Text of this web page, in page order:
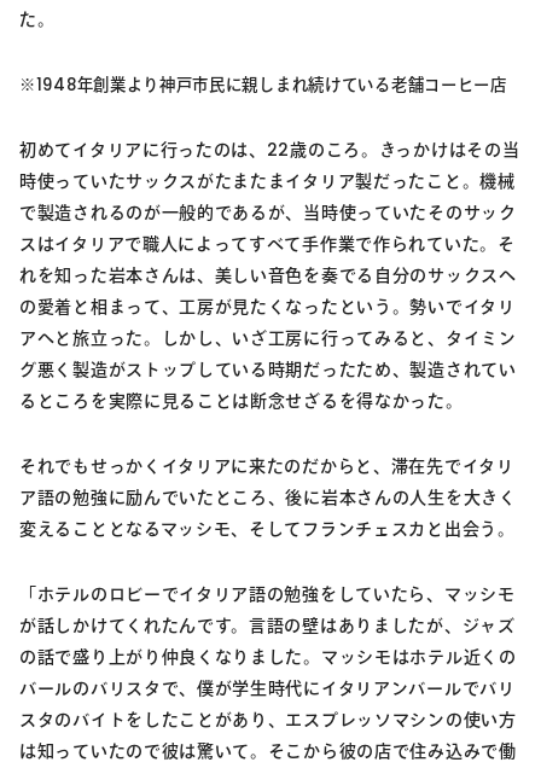
た。
※1948年創業より神戸市民に親しまれ続けている老舗コーヒー店
初めてイタリアに行ったのは、22歳のころ。きっかけはその当
時使っていたサックスがたまたまイタリア製だったこと。機械
で製造されるのが一般的であるが、当時使っていたそのサック
スはイタリアで職人によってすべて手作業で作られていた。そ
れを知った岩本さんは、美しい音色を奏でる自分のサックスへ
の愛着と相まって、工房が見たくなったという。勢いでイタリ
アへと旅立った。しかし、いざ工房に行ってみると、タイミン
グ悪く製造がストップしている時期だったため、製造されてい
るところを実際に見ることは断念せざるを得なかった。
それでもせっかくイタリアに来たのだからと、滞在先でイタリ
ア語の勉強に励んでいたところ、後に岩本さんの人生を大きく
変えることとなるマッシモ、そしてフランチェスカと出会う。
「ホテルのロビーでイタリア語の勉強をしていたら、マッシモ
が話しかけてくれたんです。言語の壁はありましたが、ジャズ
の話で盛り上がり仲良くなりました。マッシモはホテル近くの
バールのバリスタで、僕が学生時代にイタリアンバールでバリ
スタのバイトをしたことがあり、エスプレッソマシンの使い方
は知っていたので彼は驚いて。そこから彼の店で住み込みで働